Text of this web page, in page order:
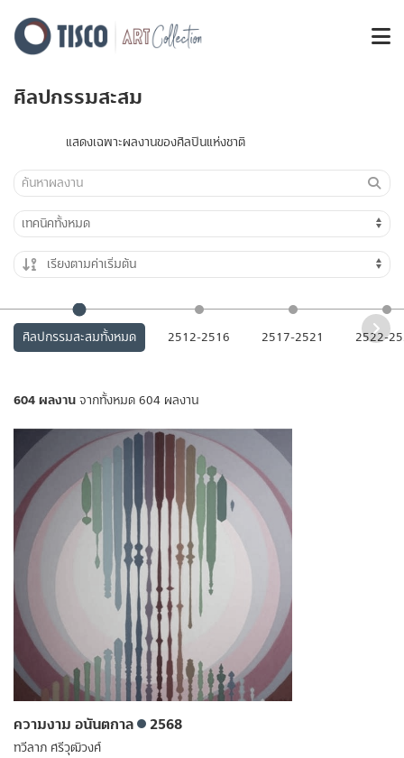
ศิลปกรรมสะสม
แสดงเฉพาะผลงานของศิลปินแห่งชาติ
ศิลปกรรมสะสมทั้งหมด 2512-2516 2517-2521 2522-
604 ผลงาน จากทั้งหมด 604 ผลงาน
ความงาม อนันตกาล 2568
ทวีลาภ ศรีวุฒิวงศ์